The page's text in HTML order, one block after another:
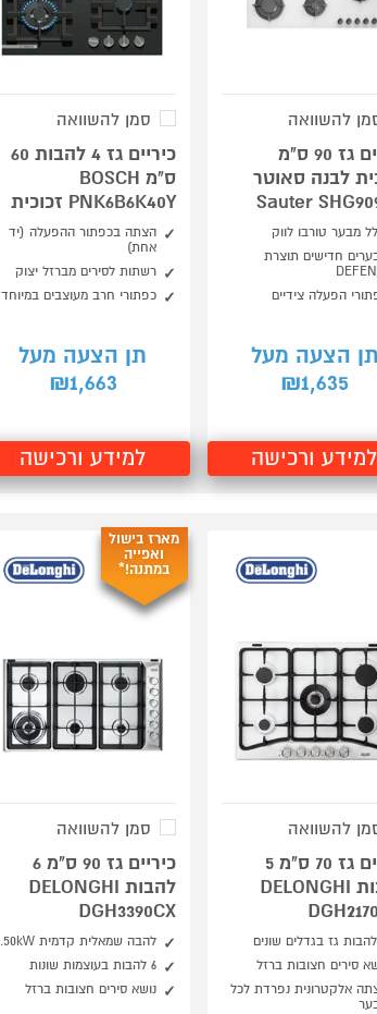
להשוואה
כיריים גז 90 ס"מ
לבנה סאוטר
Sauter
מבער טורבו לווק
חדישים תוצרת
הפעלה צידיים
תן הצעה מעל
₪1,635
למידע ורכישה
סמן להשוואה
כיריים גז 4 להבות 60
ס"מ BOSCH
PNK6B6K40Y זכוכית
הצתה בכפתור ההפעלה (יד
אחת)
רשתות לסירים מברזל יצוק
כפתורי חרב מעוצבים במיוחד
תן הצעה מעל
₪1,663
למידע ורכישה
להשוואה
כיריים גז 70 ס"מ 5
להבות DELONGHI
סירים חצובות ברזל
אלקטרונית נפרדת לכל
מארז בישול
ואפייה
במתנה!*
סמן להשוואה
כיריים גז 90 ס"מ 6
להבות DELONGHI
DGH3390CX
להבה שמאלית קדמית 3.50kW
6 להבות בעוצמות שונות
נושא סירים חצובות ברזל